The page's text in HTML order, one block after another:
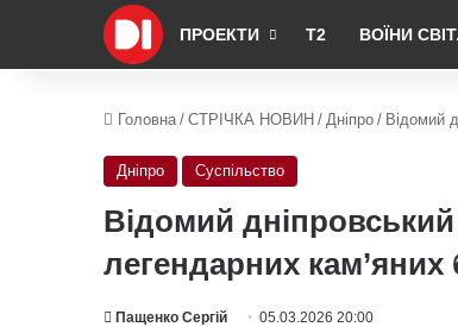
ПРОЕКТИ Т2 ВОЇНИ
Головна / СТРІЧКА НОВИН / Дніпро / Відомий
Дніпро Суспільство
Відомий дніпровський
легендарних
Пащенко Сергій 05.03.2026 20:00